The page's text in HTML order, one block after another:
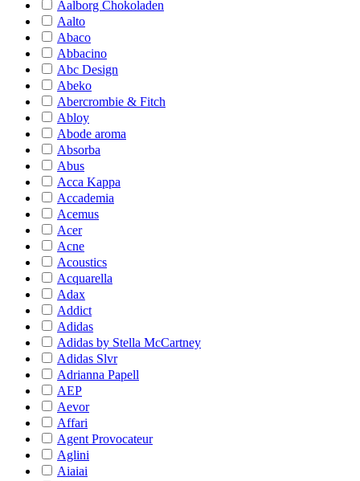
Aalborg Chokoladen
Aalto
Abaco
Abbacino
Abc Design
Abeko
Abercrombie & Fitch
Abloy
Abode aroma
Absorba
Abus
Acca Kappa
Accademia
Acemus
Acer
Acne
Acoustics
Acquarella
Adax
Addict
Adidas
Adidas by Stella McCartney
Adidas Slvr
Adrianna Papell
AEP
Aevor
Affari
Agent Provocateur
Aglini
Aiaiai